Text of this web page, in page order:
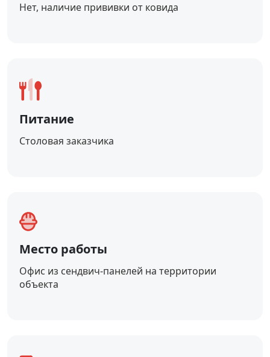
Нет, наличие прививки от ковида
Питание
Столовая заказчика
Место работы
Офис из сендвич-панелей на территории
объекта